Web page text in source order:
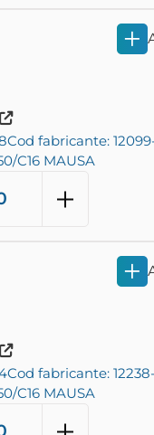
Cod fabricante:
C16 MAUSA
Cod fabricante:
C16 MAUSA